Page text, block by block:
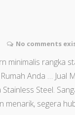
No comments
minimalis rangka
Anda …
Steel.
menarik, segera